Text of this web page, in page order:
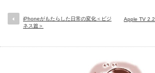
iPhoneがもたらした日常の変化＜ビジ
ネス篇＞
Apple TV